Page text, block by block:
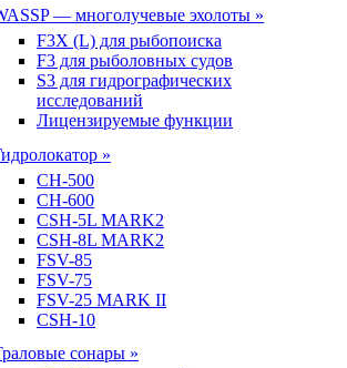
— многолучевые эхолоты »
F3X (L) для рыбопоиска
F3 для рыболовных судов
S3 для гидрографических
исследований
Лицензируемые функции
»
CH-500
CH-600
CSH-5L MARK2
CSH-8L MARK2
FSV-85
FSV-75
FSV-25 MARK II
CSH-10
сонары »